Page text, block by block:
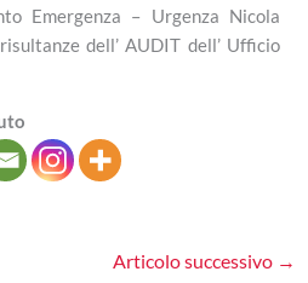
Emergenza – Urgenza Nicola
dell’ AUDIT dell’ Ufficio
Articolo successivo →